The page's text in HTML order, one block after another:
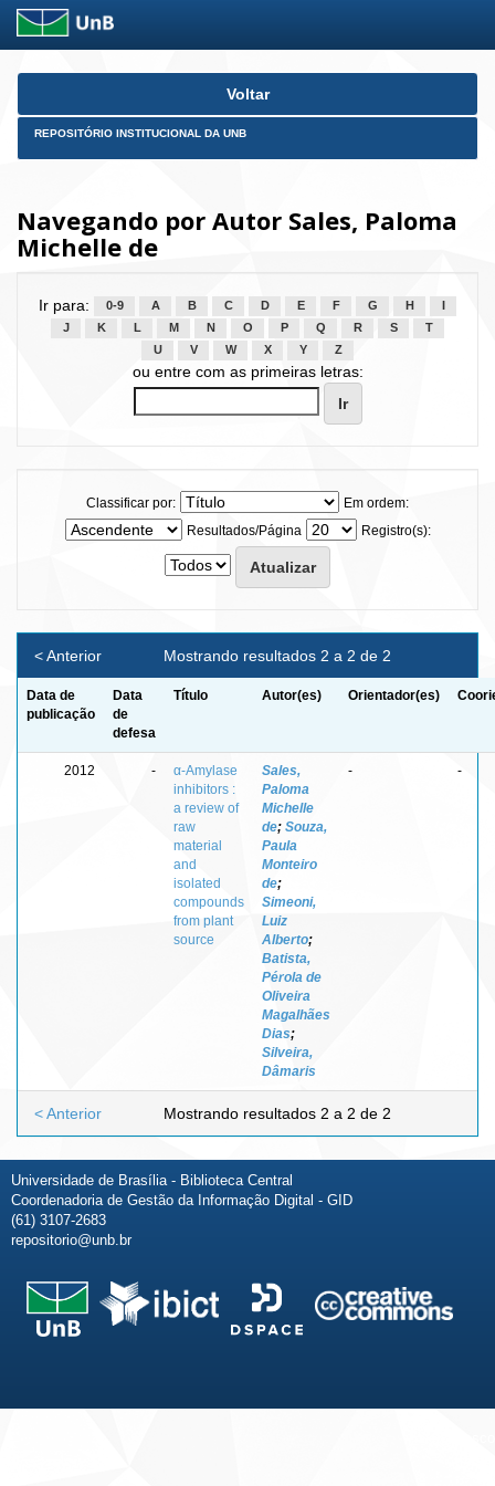
Skip
Voltar
REPOSITÓRIO INSTITUCIONAL DA UNB
Navegando por Autor Sales, Paloma
Michelle de
Ir para: 0-9 A B C D E F G H
J
K L M N O P Q R S
T
U
V W X Y Z
ou entre com as primeiras letras:
Classificar por:
Em ordem:
Resultados/Página
Registro(s):
Mostrando resultados 2 a 2 de 2
< Anterior
Data de
publicação
Data
de
defesa
Título Autor(es) Orientador(es)
2012 -
α-Amylase
inhibitors :
a review of
raw
material
and
isolated
compounds
from plant
source
Sales,
Paloma
Michelle
de; Souza,
Paula
Monteiro
de;
Simeoni,
Luiz
Alberto;
Batista,
Pérola de
Oliveira
Magalhães
Dias;
Silveira,
Dâmaris
- -
Mostrando resultados 2 a 2 de 2
< Anterior
Universidade de Brasília - Biblioteca Central
Coordenadoria de Gestão da Informação Digital - GID
(61) 3107-2683
repositorio@unb.br